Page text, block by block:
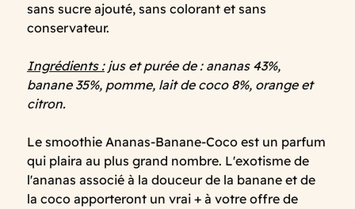
sans sucre ajouté, sans colorant et sans
conservateur.
Ingrédients :jus et purée de : ananas 43%,
banane 35%, pomme, lait de coco 8%, orange et
citron.
Le smoothie Ananas-Banane-Coco est un parfum
qui plaira au plus grand nombre. L'exotisme de
l'ananas associé à la douceur de la banane et de
la coco apporteront un vrai + à votre offre de